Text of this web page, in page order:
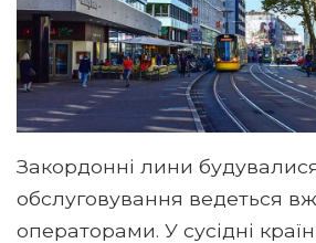
Закордонні лини
обслуговування ведеться
операторами. У сусідні